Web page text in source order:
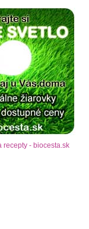
recepty - biocesta.sk